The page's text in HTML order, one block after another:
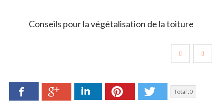
Conseils pour la végétalisation de la toiture
Facebook Google+ LinkedIn Pinterest Twitter
Total :0